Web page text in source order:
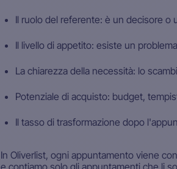
Il ruolo del referente: è un decisore o
Il livello di appetito: esiste un
La chiarezza della necessità: lo
Potenziale di acquisto: budget,
Il tasso di trasformazione dopo
In Oliverlist, ogni appuntamento viene
e contiamo solo gli appuntamenti che li